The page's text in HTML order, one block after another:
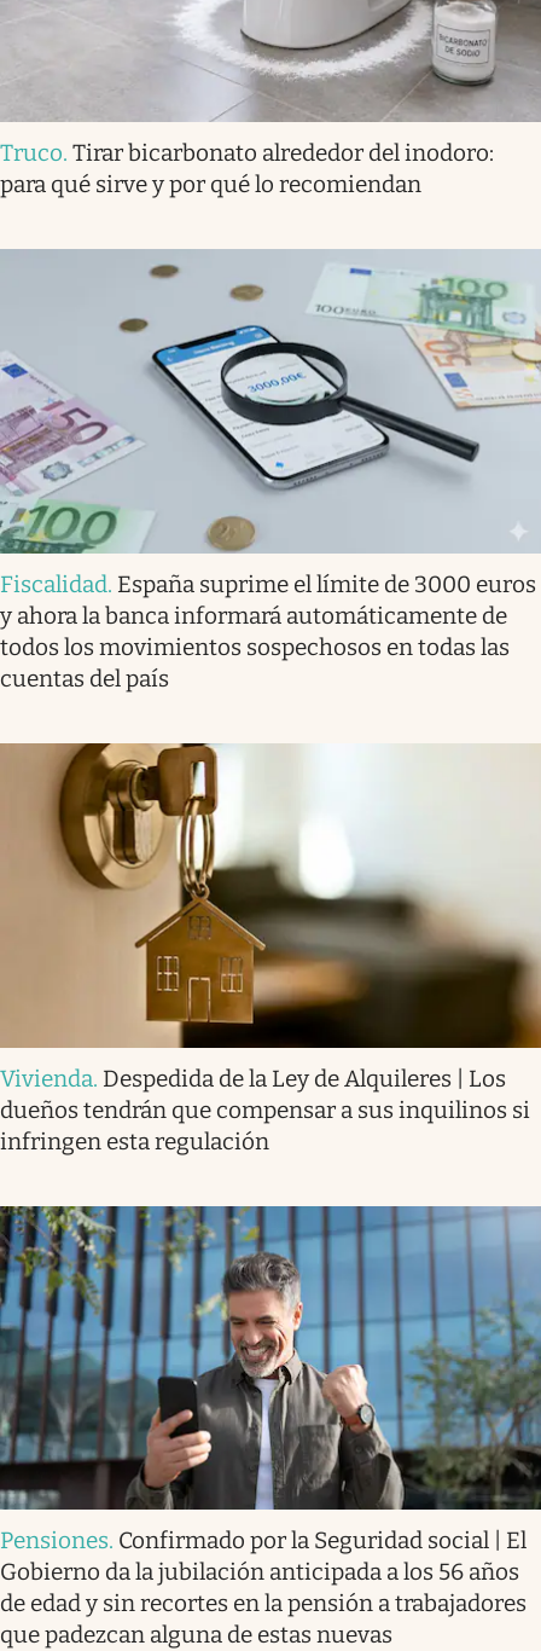
Truco. Tirar bicarbonato alrededor del inodoro:
para qué sirve y por qué lo recomiendan
Fiscalidad. España suprime el límite de 3000 euros
y ahora la banca informará automáticamente de
todos los movimientos sospechosos en todas las
cuentas del país
Vivienda. Despedida de la Ley de Alquileres | Los
dueños tendrán que compensar a sus inquilinos si
infringen esta regulación
Pensiones. Confirmado por la Seguridad social | El
Gobierno da la jubilación anticipada a los 56 años
de edad y sin recortes en la pensión a trabajadores
que padezcan alguna de estas nuevas